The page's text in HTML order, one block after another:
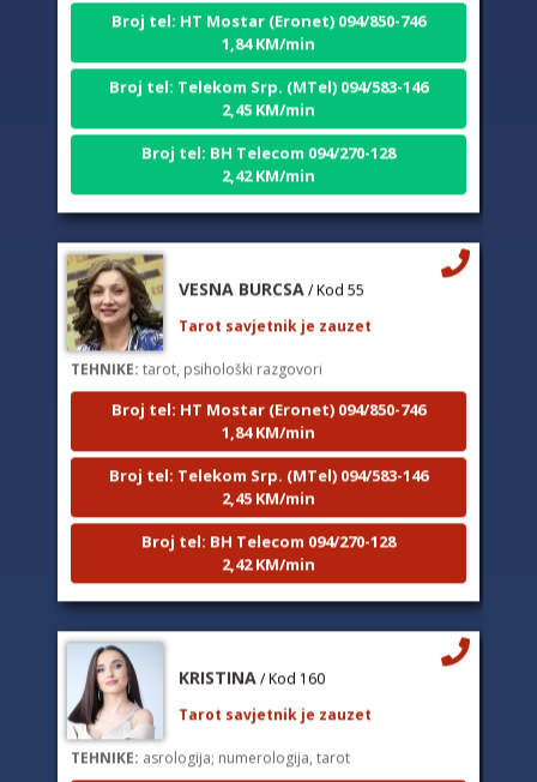
1,84 KM/min
Broj tel: Telekom Srp. (MTel) 094/583-146
2,45 KM/min
Broj tel: BH Telecom 094/270-128
2,42 KM/min
TEHNIKE:tarot, psihološki razgovori
Broj tel: HT Mostar (Eronet) 094/850-746
1,84 KM/min
Broj tel: Telekom Srp. (MTel) 094/583-146
2,45 KM/min
Broj tel: BH Telecom 094/270-128
2,42 KM/min
TEHNIKE:asrologija; numerologija, tarot
Broj tel: HT Mostar (Eronet) 094/850-746